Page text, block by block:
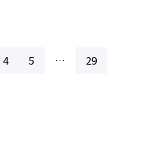
4 5 …
29